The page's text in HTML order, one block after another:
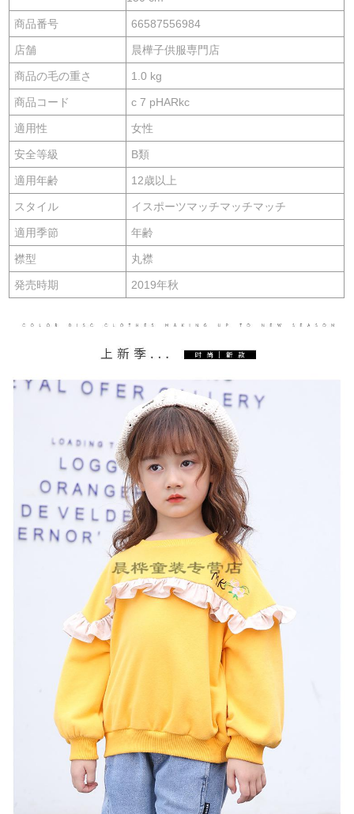
商品番号 66587556984
店舗 晨樺子供服専門店
商品の毛の重さ 1.0 kg
商品コード c 7 pHARkc
適用性 女性
安全等級 B類
適用年齢 12歳以上
スタイル イスポーツマッチマッチマッチ
適用季節 年齢
襟型 丸襟
発売時期 2019年秋